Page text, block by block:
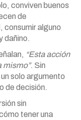
conviven buenos
de
consumir alguno
dañino.
“Esta acción
mismo”. Sin
solo argumento
de decisión.
sin
tener una